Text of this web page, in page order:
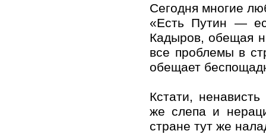
Сегодня многие
«Есть Путин —
Кадыров, обещая
все проблемы в
обещает
Кстати,
же слепа и
стране тут же